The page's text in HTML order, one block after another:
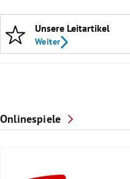
Unsere Leitartikel
Weiter
Onlinespiele